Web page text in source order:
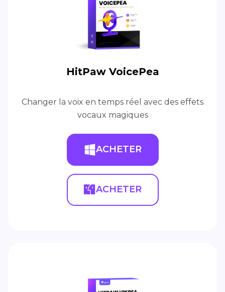
HitPaw VoicePea
Changer la voix en temps réel avec des effets
vocaux magiques
ACHETER
ACHETER